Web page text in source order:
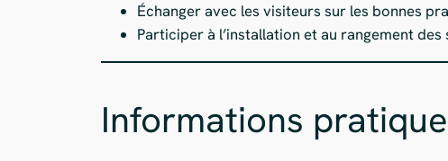
Échanger avec les visiteurs sur les bonnes
Participer à l’installation et au rangement des
Informations